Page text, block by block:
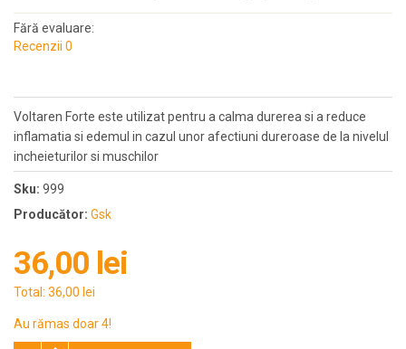
Fără evaluare:
Recenzii 0
Voltaren Forte este utilizat pentru a calma durerea si a reduce
inflamatia si edemul in cazul unor afectiuni dureroase de la nivelul
incheieturilor si muschilor
Sku: 999
Producător: Gsk
36,00 lei
Total: 36,00 lei
Au rămas doar 4!